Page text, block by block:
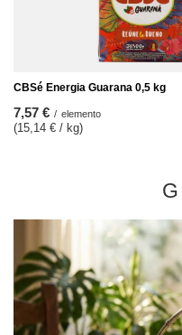
CBSé Energia Guarana 0,5 kg
7,57 € / elemento
(15,14 € / kg)